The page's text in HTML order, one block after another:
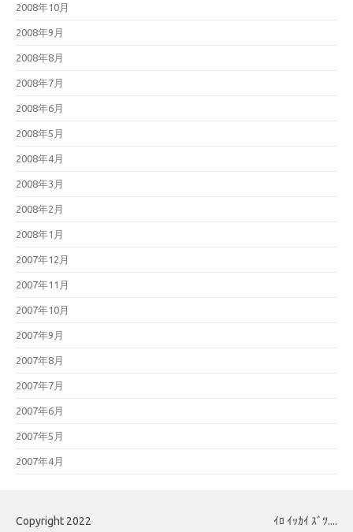
2008年10月
2008年9月
2008年8月
2008年7月
2008年6月
2008年5月
2008年4月
2008年3月
2008年2月
2008年1月
2007年12月
2007年11月
2007年10月
2007年9月
2007年8月
2007年7月
2007年6月
2007年5月
2007年4月
Copyright 2022 ｲﾛ ｲｯｶｲ ｽﾞﾂ....